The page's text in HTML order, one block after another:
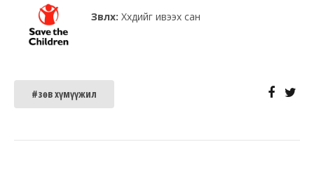
Зөвлөх: Хүүхдийг ивээх сан
#зөв хүмүүжил